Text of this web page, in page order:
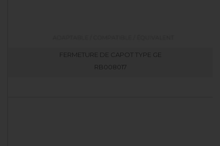
FERMETURE DE CAPOT TYPE GE
RB008017